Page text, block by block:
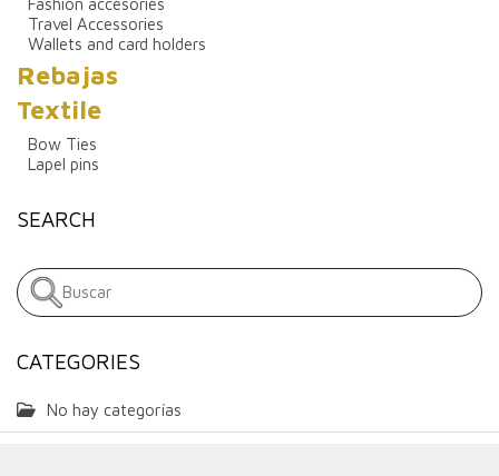
Travel Accessories
Wallets and card holders
Rebajas
Textile
Bow Ties
Lapel pins
SEARCH
CATEGORIES
No hay categorías